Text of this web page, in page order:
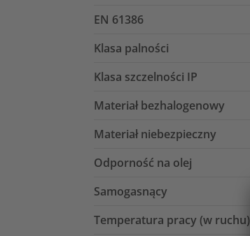
EN 61386
Klasa palności
Klasa szczelności IP
Materiał bezhalogenowy
Materiał niebezpieczny
Odporność na olej
Samogasnący
Temperatura pracy (w ruchu)